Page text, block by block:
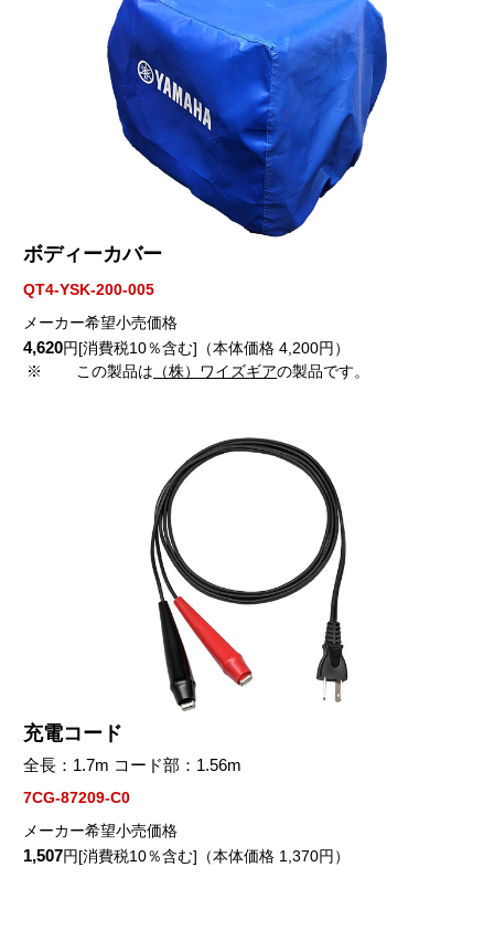
ボディーカバー
QT4-YSK-200-005
メーカー希望小売価格
4,620円[消費税10％含む]（本体価格 4,200円）
※
この製品は （株）ワイズギアの製品です。
充電コード
全長：1.7m コード部：1.56m
7CG-87209-C0
メーカー希望小売価格
1,507円[消費税10％含む]（本体価格 1,370円）